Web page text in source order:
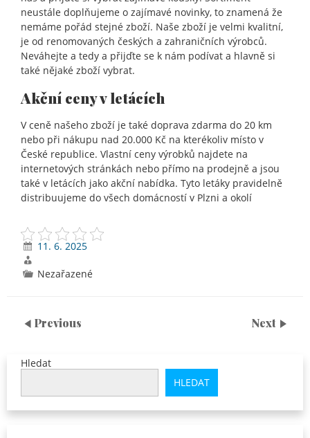
neustále doplňujeme o zajímavé novinky, to znamená že
nemáme pořád stejné zboží. Naše zboží je velmi kvalitní,
je od renomovaných českých a zahraničních výrobců.
Neváhejte a tedy a přijďte se k nám podívat a hlavně si
také nějaké zboží vybrat.
Akční ceny v letácích
V ceně našeho zboží je také doprava zdarma do 20 km
nebo při nákupu nad 20.000 Kč na kterékoliv místo v
České republice. Vlastní ceny výrobků najdete na
internetových stránkách nebo přímo na prodejně a jsou
také v letácích jako akční nabídka. Tyto letáky pravidelně
distribuujeme do všech domácností v Plzni a okolí
11. 6. 2025
Nezařazené
Previous Next
Hledat
HLEDAT